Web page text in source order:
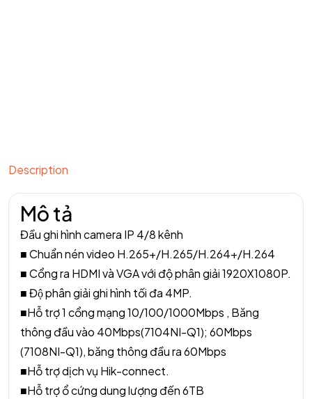
Description
Mô tả
Đầu ghi hình camera IP 4/8 kênh
■ Chuẩn nén video H.265+/H.265/H.264+/H.264
■ Cổng ra HDMI và VGA với độ phân giải 1920X1080P.
■ Độ phân giải ghi hình tối đa 4MP.
■Hỗ trợ 1 cổng mạng 10/100/1000Mbps , Băng
thông đầu vào 40Mbps(7104NI-Q1); 60Mbps
(7108NI-Q1), băng thông đầu ra 60Mbps
■Hỗ trợ dịch vụ Hik-connect.
■Hỗ trợ ổ cứng dung lượng đến 6TB